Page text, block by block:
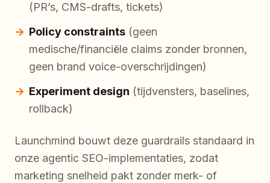
(PR’s, CMS-drafts, tickets)
Policy constraints (geen
medische/financiële claims zonder bronnen,
geen brand voice-overschrijdingen)
Experiment design (tijdvensters, baselines,
rollback)
Launchmind bouwt deze guardrails standaard in
onze agentic SEO-implementaties, zodat
marketing snelheid pakt zonder merk- of